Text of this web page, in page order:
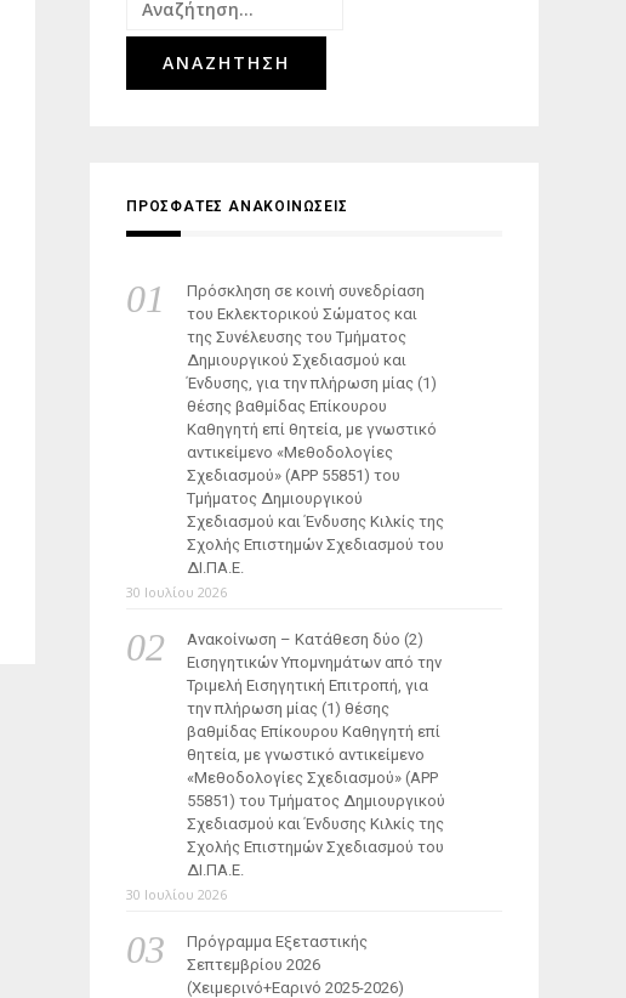
για:
ΠΡΟΣΦΑΤΕΣ ΑΝΑΚΟΙΝΩΣΕΙΣ
Πρόσκληση σε κοινή συνεδρίαση
του Εκλεκτορικού Σώματος και
της Συνέλευσης του Τμήματος
Δημιουργικού Σχεδιασμού και
Ένδυσης, για την πλήρωση μίας (1)
θέσης βαθμίδας Επίκουρου
Καθηγητή επί θητεία, με γνωστικό
αντικείμενο «Μεθοδολογίες
Σχεδιασμού» (ΑΡΡ 55851) του
Τμήματος Δημιουργικού
Σχεδιασμού και Ένδυσης Κιλκίς της
Σχολής Επιστημών Σχεδιασμού του
ΔΙ.ΠΑ.Ε.
30 Ιουλίου 2026
Ανακοίνωση – Κατάθεση δύο (2)
Εισηγητικών Υπομνημάτων από την
Τριμελή Εισηγητική Επιτροπή, για
την πλήρωση μίας (1) θέσης
βαθμίδας Επίκουρου Καθηγητή επί
θητεία, με γνωστικό αντικείμενο
«Μεθοδολογίες Σχεδιασμού» (ΑΡΡ
55851) του Τμήματος Δημιουργικού
Σχεδιασμού και Ένδυσης Κιλκίς της
Σχολής Επιστημών Σχεδιασμού του
ΔΙ.ΠΑ.Ε.
30 Ιουλίου 2026
Πρόγραμμα Εξεταστικής
Σεπτεμβρίου 2026
(Χειμερινό+Εαρινό 2025-2026)